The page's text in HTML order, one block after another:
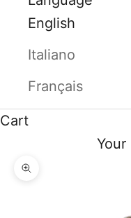
English
Italiano
Français
Cart
Zoom picture